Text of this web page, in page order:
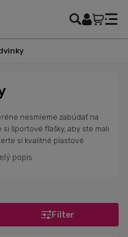
nesmieme zabúdať na
športové fľašky, aby ste mali
si kvalitné plastové
a tvarom, ktoré sú ideálne
fľašky na cyklistiku aj ďalšie
košík na pripevnenie
popis
Filter